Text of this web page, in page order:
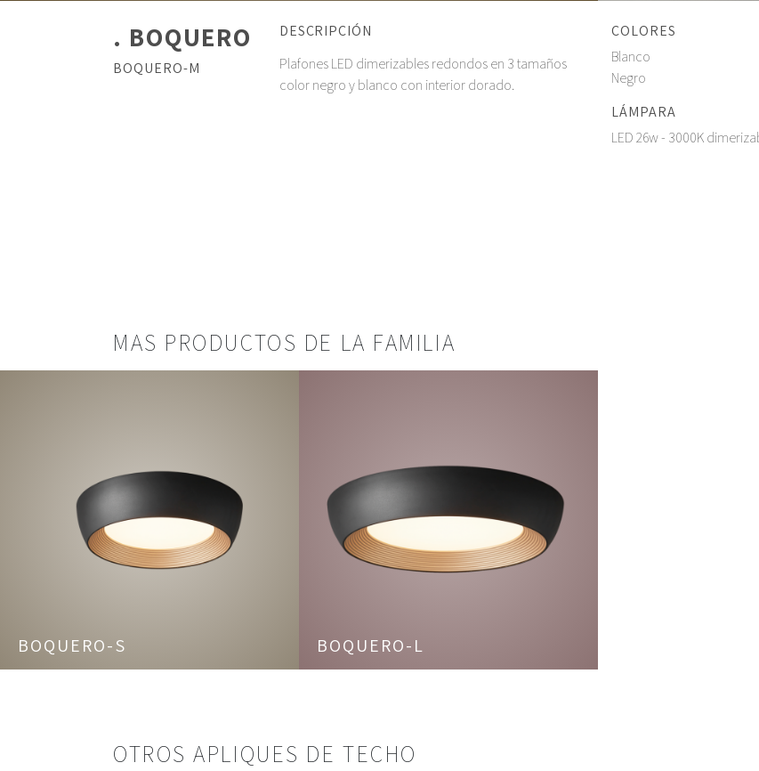
. BOQUERO
BOQUERO-M
DESCRIPCIÓN
Plafones LED dimerizables redondos en 3 tamaños
color negro y blanco con interior dorado.
COLORES
Blanco
Negro
LÁMPARA
LED 26w - 3000K
MAS PRODUCTOS DE LA FAMILIA
BOQUERO-S BOQUERO-L
OTROS APLIQUES DE TECHO